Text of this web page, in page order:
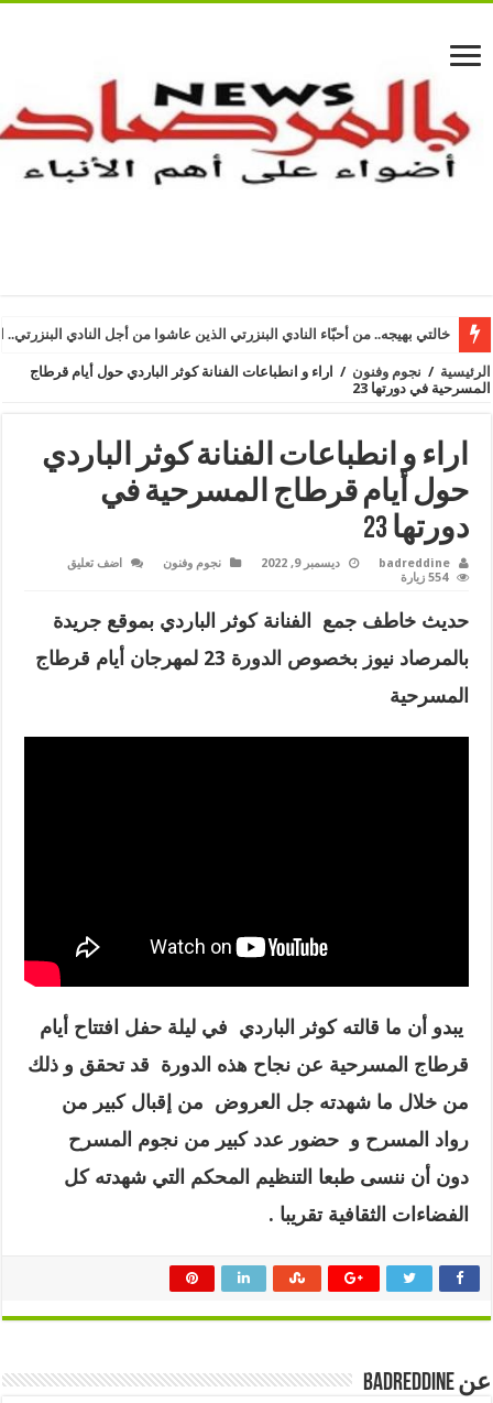
خالتي بهيجه.. من أحبّاء النادي البنزرتي الذين عاشوا من أجل النادي البنزرتي..
الرئيسية / نجوم وفنون /
اراء و انطباعات الفنانة كوثر الباردي حول أيام قرطاج
المسرحية في دورتها 23
اراء و انطباعات الفنانة كوثر الباردي
حول أيام قرطاج المسرحية في
دورتها 23
badreddine ديسمبر 9, 2022 نجوم وفنون
اضف تعليق
554 زيارة
حديث خاطف جمع الفنانة كوثر الباردي بموقع جريدة
بالمرصاد نيوز بخصوص الدورة 23 لمهرجان أيام قرطاج
المسرحية
يبدو أن ما قالته كوثر الباردي في ليلة حفل افتتاح أيام
قرطاج المسرحية عن نجاح هذه الدورة قد تحقق و ذلك
من خلال ما شهدته جل العروض من إقبال كبير من
رواد المسرح و حضور عدد كبير من نجوم المسرح
دون أن ننسى طبعا التنظيم المحكم التي شهدته كل
الفضاءات الثقافية تقريبا .
عن badreddine